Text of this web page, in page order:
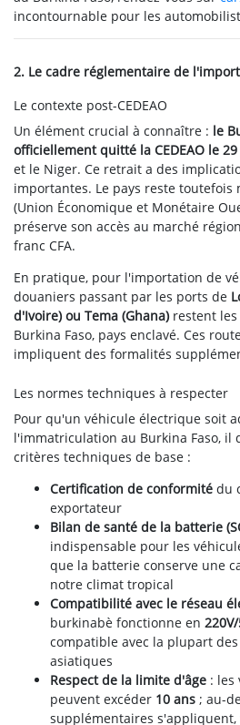
incontournable pour les
2. Le cadre réglementaire de
Le contexte post-CEDEAO
Un élément crucial à connaître : le
officiellement quitté la CEDEAO le
et le Niger. Ce retrait a des
importantes. Le pays reste toutefois
(Union Économique et Monétaire
préserve son accès au marché
franc CFA.
En pratique, pour l'importation de
douaniers passant par les ports de
d'Ivoire) ou Tema (Ghana)restent les
Burkina Faso, pays enclavé. Ces
impliquent des formalités
Les normes techniques à respecter
Pour qu'un véhicule électrique soit
l'immatriculation au Burkina Faso, il
critères techniques de base :
Certification de conformité du
exportateur
Bilan de santé de la batterie
indispensable pour les
que la batterie conserve une
notre climat tropical
Compatibilité avec le réseau
burkinabè fonctionne en
compatible avec la plupart
asiatiques
Respect de la limite d'âge : les
peuvent excéder 10 ans ; au-
supplémentaires